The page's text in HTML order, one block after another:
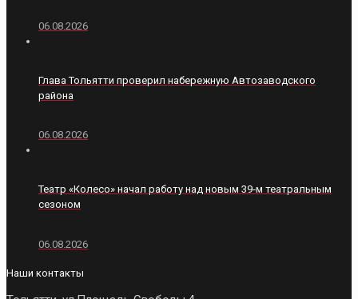
06.08.2026
Глава Тольятти проверил набережную Автозаводского
района
06.08.2026
Театр «Колесо» начал работу над новым 39‑м театральным
сезоном
06.08.2026
Наши контакты